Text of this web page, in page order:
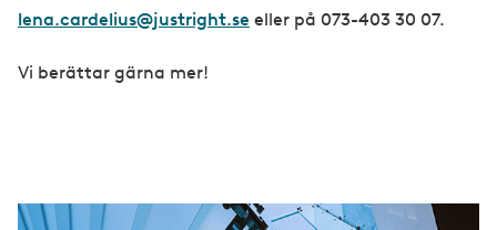
lena.cardelius@justright.se eller på 073-403 30 07.
Vi berättar gärna mer!